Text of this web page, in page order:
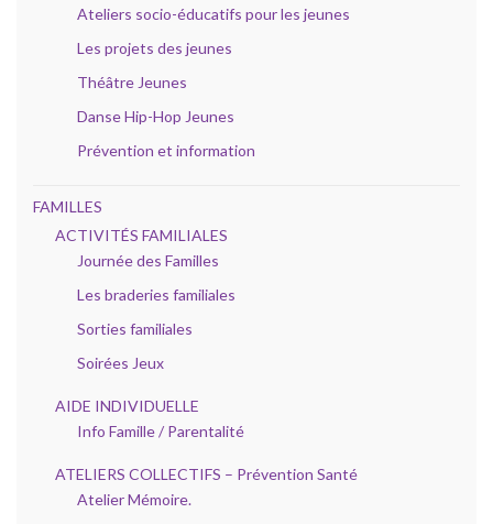
Ateliers socio-éducatifs pour les jeunes
Les projets des jeunes
Théâtre Jeunes
Danse Hip-Hop Jeunes
Prévention et information
FAMILLES
ACTIVITÉS FAMILIALES
Journée des Familles
Les braderies familiales
Sorties familiales
Soirées Jeux
AIDE INDIVIDUELLE
Info Famille / Parentalité
ATELIERS COLLECTIFS – Prévention Santé
Atelier Mémoire.